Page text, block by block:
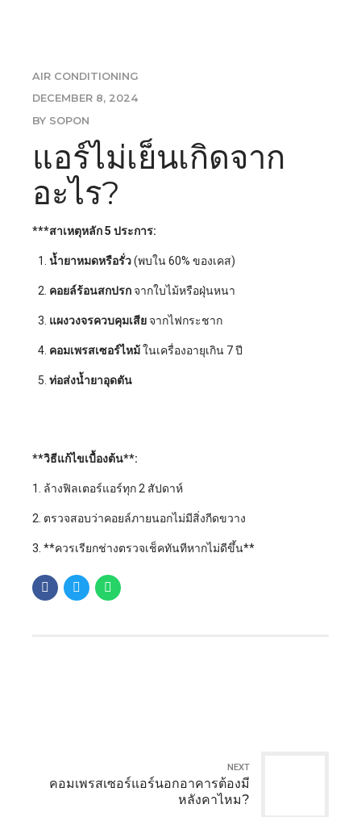
AIR CONDITIONING
DECEMBER 8, 2024
BY SOPON
แอร์ไม่เย็นเกิดจาก
อะไร?
***สาเหตุหลัก 5 ประการ:
น้ำยาหมดหรือรั่ว(พบใน 60% ของเคส)
คอยล์ร้อนสกปรก จากใบไม้หรือฝุ่นหนา
แผงวงจรควบคุมเสีย จากไฟกระชาก
คอมเพรสเซอร์ไหม้ในเครื่องอายุเกิน 7 ปี
ท่อส่งน้ำยาอุดตัน
**วิธีแก้ไขเบื้องต้น**:
1. ล้างฟิลเตอร์แอร์ทุก 2 สัปดาห์
2. ตรวจสอบว่าคอยล์ภายนอกไม่มีสิ่งกีดขวาง
3. **ควรเรียกช่างตรวจเช็คทันทีหากไม่ดีขึ้น**
NEXT
คอมเพรสเซอร์แอร์นอกอาคารต้องมี
หลังคาไหม?